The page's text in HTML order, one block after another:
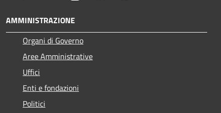
AMMINISTRAZIONE
Organi di Governo
Aree Amministrative
Uffici
Enti e fondazioni
Politici